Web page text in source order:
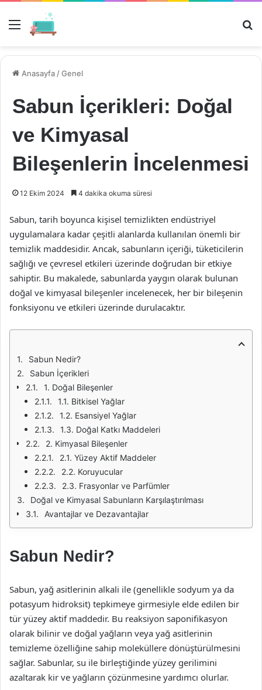
Menü
Anasayfa /Genel
Sabun İçerikleri: Doğal
ve Kimyasal
Bileşenlerin İncelenmesi
12 Ekim 2024 4 dakika okuma süresi
Sabun, tarih boyunca kişisel temizlikten endüstriyel
uygulamalara kadar çeşitli alanlarda kullanılan önemli bir
temizlik maddesidir. Ancak, sabunların içeriği, tüketicilerin
sağlığı ve çevresel etkileri üzerinde doğrudan bir etkiye
sahiptir. Bu makalede, sabunlarda yaygın olarak bulunan
doğal ve kimyasal bileşenler incelenecek, her bir bileşenin
fonksiyonu ve etkileri üzerinde durulacaktır.
Sabun Nedir?
Sabun İçerikleri
1. Doğal Bileşenler
1.1. Bitkisel Yağlar
1.2. Esansiyel Yağlar
1.3. Doğal Katkı Maddeleri
2. Kimyasal Bileşenler
2.1. Yüzey Aktif Maddeler
2.2. Koruyucular
2.3. Frasyonlar ve Parfümler
Doğal ve Kimyasal Sabunların Karşılaştırılması
Avantajlar ve Dezavantajlar
Sabun Nedir?
Sabun, yağ asitlerinin alkali ile (genellikle sodyum ya da
potasyum hidroksit) tepkimeye girmesiyle elde edilen bir
tür yüzey aktif maddedir. Bu reaksiyon saponifikasyon
olarak bilinir ve doğal yağların veya yağ asitlerinin
temizleme özelliğine sahip moleküllere dönüştürülmesini
sağlar. Sabunlar, su ile birleştiğinde yüzey gerilimini
azaltarak kir ve yağların çözünmesine yardımcı olurlar.